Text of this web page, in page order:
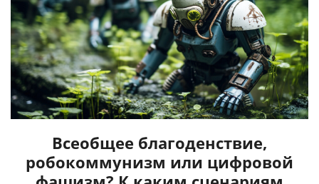
Всеобщее благоденствие,
робокоммунизм или цифровой